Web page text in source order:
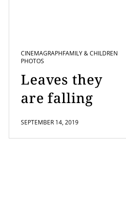
CINEMAGRAPHFAMILY & CHILDREN
PHOTOS
Leaves they
are falling
SEPTEMBER 14, 2019